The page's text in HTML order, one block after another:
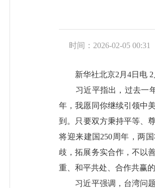
时间：2026-02-05 00:31
新华社北京2月4日电 2
习近平指出，过去一年
年，我愿同你继续引领中
到。只要双方秉持平等、
将迎来建国250周年，两
歧，拓展务实合作，不以
重、和平共处、合作共赢的
习近平强调，台湾问题